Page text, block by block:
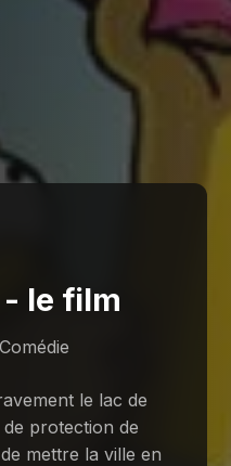
- le film
le lac de
protection de
mettre la ville en